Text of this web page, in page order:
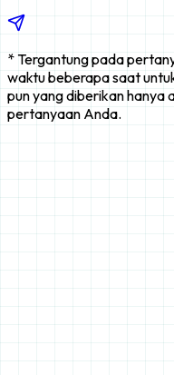
* Tergantung pada
waktu beberapa saat
pun yang diberikan hanya
pertanyaan Anda.